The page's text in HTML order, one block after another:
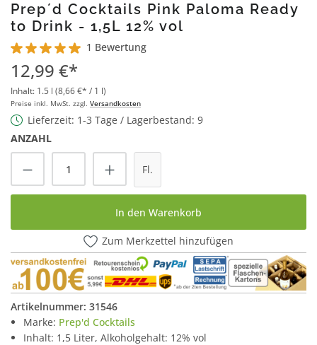
Prep´d Cocktails Pink Paloma Ready
to Drink - 1,5L 12% vol
Durchschnittliche Bewertung von 5 von 5 Sternen
1 Bewertung
12,99 €*
Inhalt: 1.5 l (8,66 €* / 1 l)
Preise inkl. MwSt. zzgl. Versandkosten
Lieferzeit: 1-3 Tage / Lagerbestand: 9
ANZAHL
Produkt Anzahl: Gib den gewünschten
Fl.
In den Warenkorb
Zum Merkzettel hinzufügen
Artikelnummer: 31546
Marke: Prep'd Cocktails
Inhalt: 1,5 Liter, Alkoholgehalt: 12% vol